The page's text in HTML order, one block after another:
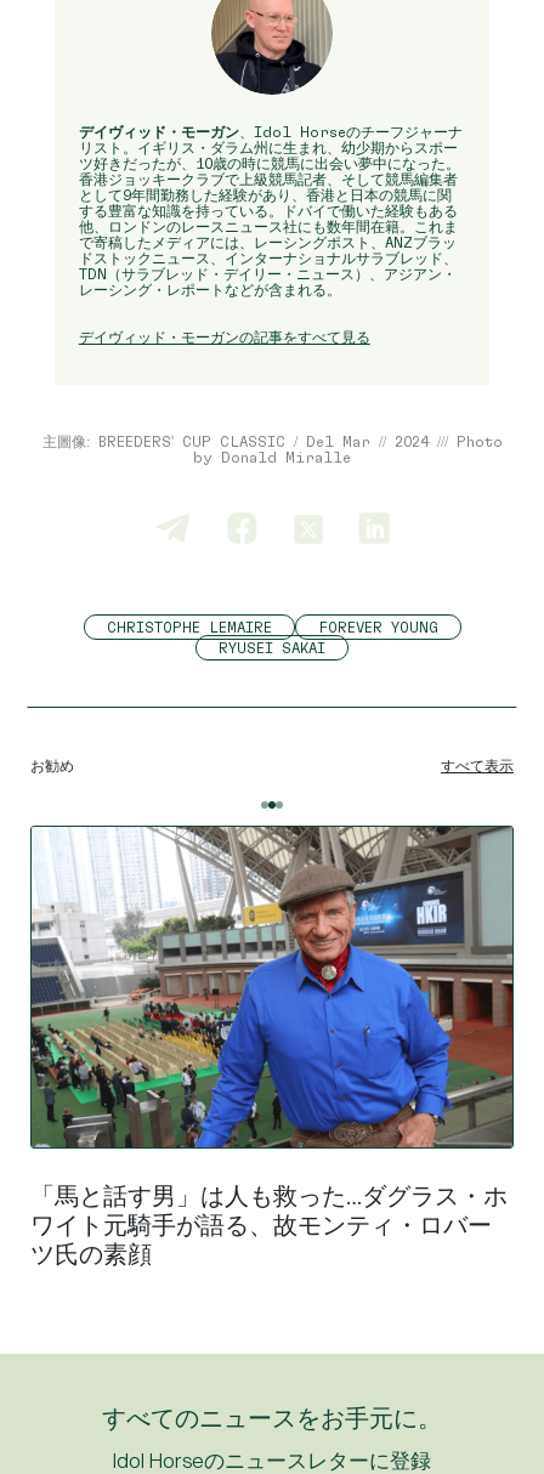
デイヴィッド・モーガン、Idol Horseのチーフジャーナ
リスト。イギリス・ダラム州に生まれ、幼少期からスポー
ツ好きだったが、10歳の時に競馬に出会い夢中になった。
香港ジョッキークラブで上級競馬記者、そして競馬編集者
として9年間勤務した経験があり、香港と日本の競馬に関
する豊富な知識を持っている。ドバイで働いた経験もある
他、ロンドンのレースニュース社にも数年間在籍。これま
で寄稿したメディアには、レーシングポスト、ANZブラッ
ドストックニュース、インターナショナルサラブレッド、
TDN（サラブレッド・デイリー・ニュース）、アジアン・
レーシング・レポートなどが含まれる。
デイヴィッド・モーガンの記事をすべて見る
主圖像: BREEDERS' CUP CLASSIC / Del Mar // 2024 /// Photo
by Donald Miralle
CHRISTOPHE LEMAIRE
FOREVER YOUNG
RYUSEI SAKAI
お勧め すべて表示
「馬と話す男」は人も救った…ダグラス・ホ
ワイト元騎手が語る、故モンティ・ロバー
ツ氏の素顔
すべてのニュースをお手元に。
Idol Horseのニュースレターに登録